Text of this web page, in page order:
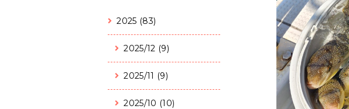
2025 (83)
2025/12 (9)
2025/11 (9)
2025/10 (10)